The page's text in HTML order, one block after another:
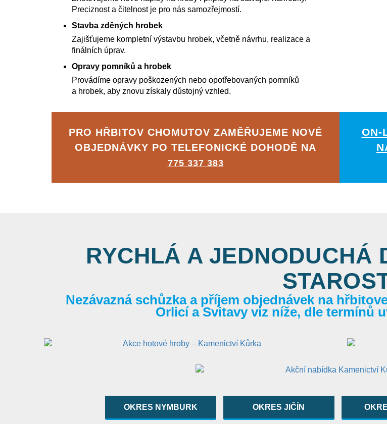
Preciznost a čitelnost je pro nás samozřejmostí.
Stavba zděných hrobek
Zajišťujeme kompletní výstavbu hrobek, včetně návrhu, realizace a
finálních úprav.
Opravy pomníků a hrobek
Provádíme opravy poškozených nebo opotřebovaných pomníků
a hrobek, aby znovu získaly důstojný vzhled.
PRO HŘBITOV CHOMUTOV ZAMĚŘUJEME NOVÉ
OBJEDNÁVKY PO TELEFONICKÉ DOHODĚ NA
775 337 383
ON-
RYCHLÁ A JEDNODUCHÁ
Nezávazná schůzka a příjem objednávek na
Orlicí a Svitavy viz níže, dle termínů
OKRES NYMBURK OKRES JIČÍN